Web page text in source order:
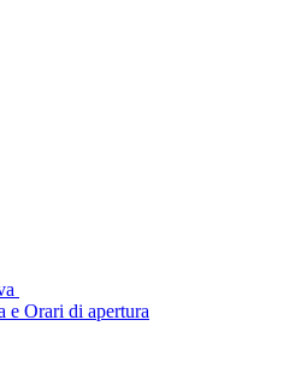
e Orari di apertura